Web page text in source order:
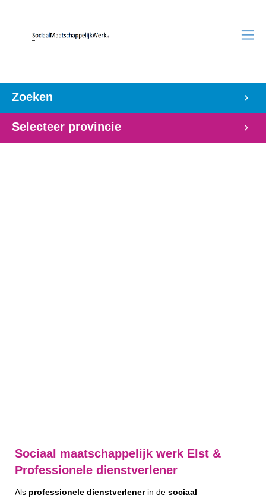
Zoeken
Selecteer provincie
Sociaal maatschappelijk werk Elst &
Professionele dienstverlener
Als professionele dienstverlenerin de sociaal